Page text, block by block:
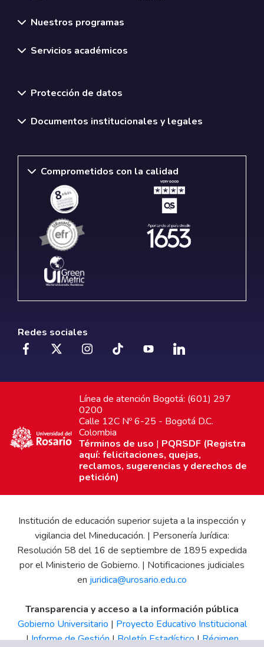
Nuestros programas
Servicios académicos
Protección de datos
Documentos institucionales y legales
Comprometidos con la calidad
Redes sociales
Línea de atención Bogotá: (601) 297
0200
Calle 12C Nº 6-25 - Bogotá D.C.
Colombia
Términos de uso | PQRSDF (Registra
aquí: felicitaciones, quejas,
reclamos, sugerencias y derechos de
petición)
Institución de educación superior sujeta a la inspección y
vigilancia del Mineducación. | Personería Jurídica:
Resolución 58 del 16 de septiembre de 1895 expedida
por el Ministerio de Gobierno. | Notificaciones judiciales
en juridica@urosario.edu.co
Transparencia y acceso a la información pública
Gobierno Universitario | Proyecto Educativo Institucional
|Informe de Gestión|Boletín Estadístico|Régimen